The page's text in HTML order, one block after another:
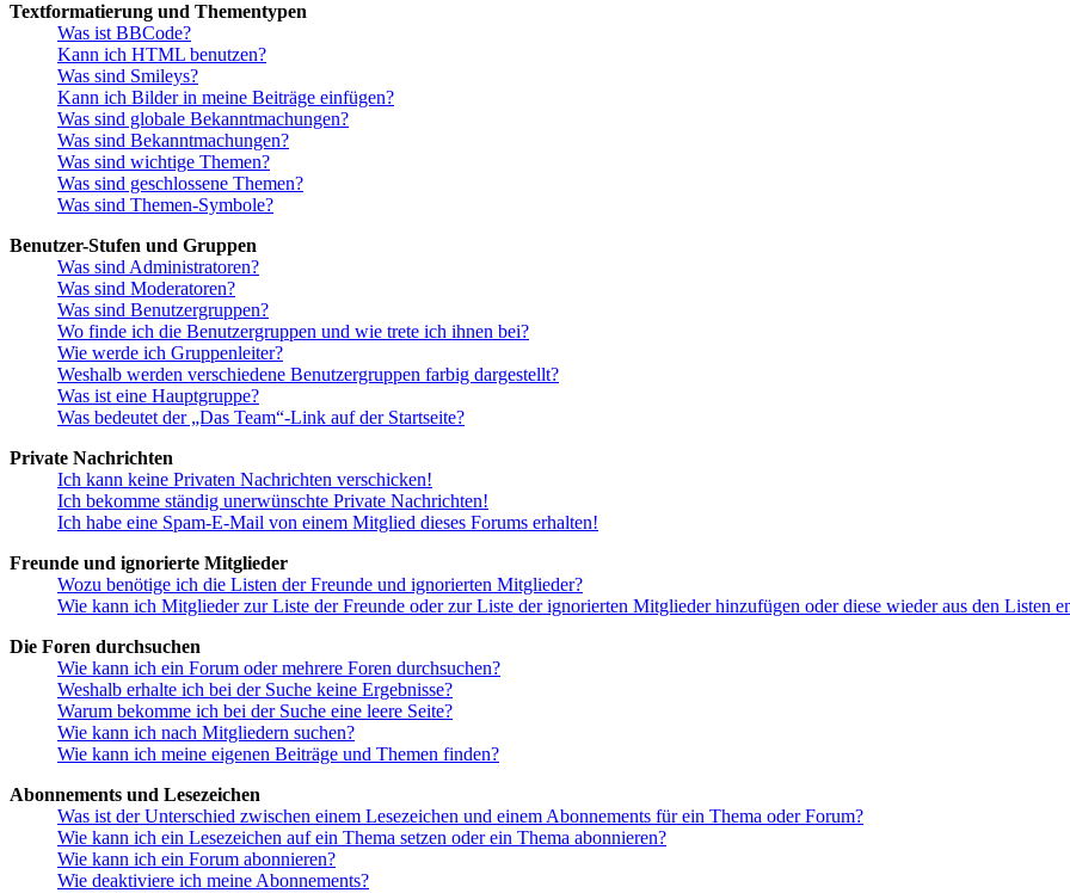
Textformatierung und Thementypen
Was ist BBCode?
Kann ich HTML benutzen?
Was sind Smileys?
Kann ich Bilder in meine Beiträge einfügen?
Was sind globale Bekanntmachungen?
Was sind Bekanntmachungen?
Was sind wichtige Themen?
Was sind geschlossene Themen?
Was sind Themen-Symbole?
Benutzer-Stufen und Gruppen
Was sind Administratoren?
Was sind Moderatoren?
Was sind Benutzergruppen?
Wo finde ich die Benutzergruppen und wie trete ich ihnen bei?
Wie werde ich Gruppenleiter?
Weshalb werden verschiedene Benutzergruppen farbig dargestellt?
Was ist eine Hauptgruppe?
Was bedeutet der „Das Team“-Link auf der Startseite?
Private Nachrichten
Ich kann keine Privaten Nachrichten verschicken!
Ich bekomme ständig unerwünschte Private Nachrichten!
Ich habe eine Spam-E-Mail von einem Mitglied dieses Forums erhalten!
Freunde und ignorierte Mitglieder
Wozu benötige ich die Listen der Freunde und ignorierten Mitglieder?
Wie kann ich Mitglieder zur Liste der Freunde oder zur Liste der ignorierten Mitglieder hinzufügen oder diese wieder aus den Listen
Die Foren durchsuchen
Wie kann ich ein Forum oder mehrere Foren durchsuchen?
Weshalb erhalte ich bei der Suche keine Ergebnisse?
Warum bekomme ich bei der Suche eine leere Seite?
Wie kann ich nach Mitgliedern suchen?
Wie kann ich meine eigenen Beiträge und Themen finden?
Abonnements und Lesezeichen
Was ist der Unterschied zwischen einem Lesezeichen und einem Abonnements für ein Thema oder Forum?
Wie kann ich ein Lesezeichen auf ein Thema setzen oder ein Thema abonnieren?
Wie kann ich ein Forum abonnieren?
Wie deaktiviere ich meine Abonnements?